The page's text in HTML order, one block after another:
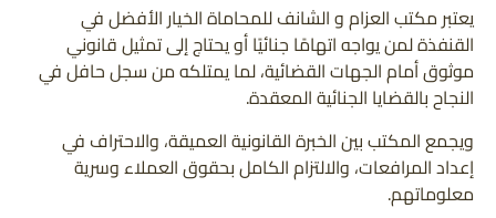
يعتبر مكتب العزام و الشانف للمحاماة الخيار الأفضل في
القنفذة لمن يواجه اتهامًا جنائيًا أو يحتاج إلى تمثيل قانوني
موثوق أمام الجهات القضائية، لما يمتلكه من سجل حافل في
النجاح بالقضايا الجنائية المعقدة.
ويجمع المكتب بين الخبرة القانونية العميقة، والاحتراف في
إعداد المرافعات، والالتزام الكامل بحقوق العملاء وسرية
معلوماتهم.